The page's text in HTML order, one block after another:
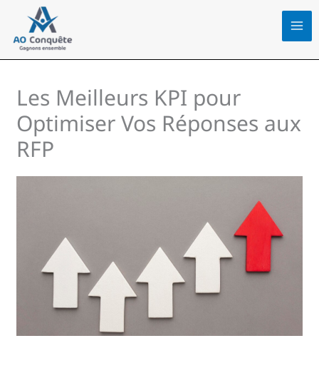
contenu
Les Meilleurs KPI pour
Optimiser Vos Réponses aux
RFP